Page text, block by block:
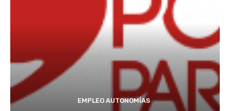
EMPLEO AUTONOMÍAS